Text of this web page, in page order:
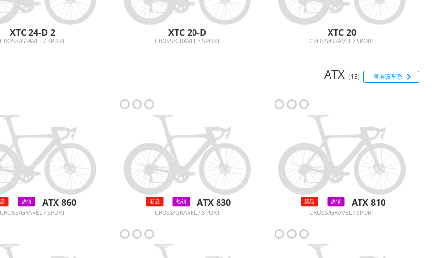
XTC 24-D 2
CROSS/GRAVEL / SPORT
XTC 20-D
CROSS/GRAVEL / SPORT
XTC 20
CROSS/GRAVEL / SPORT
ATX （13） 查看该车系 
热销 ATX 860
CROSS/GRAVEL / SPORT
新品 热销 ATX 830
CROSS/GRAVEL / SPORT
新品 热销 ATX 810
CROSS/GRAVEL / SPORT